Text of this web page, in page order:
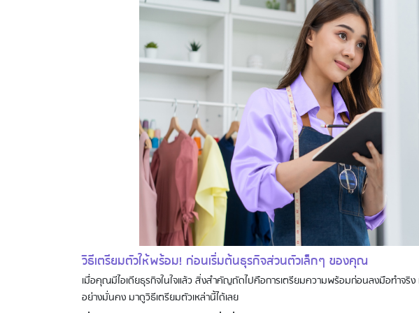
วิธีเตรียมตัวให้พร้อม! ก่อนเริ่มต้นธุรกิจส่วนตัวเล็กๆ ของคุณ
เมื่อคุณมีไอเดียธุรกิจในใจแล้ว สิ่งสำคัญถัดไปคือการเตรียมความพร้อมก่อนลงมือทำจริง
อย่างมั่นคง มาดูวิธีเตรียมตัวเหล่านี้ได้เลย